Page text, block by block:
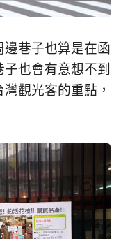
邊巷子也算是在函
也會有意想不到
觀光客的重點，